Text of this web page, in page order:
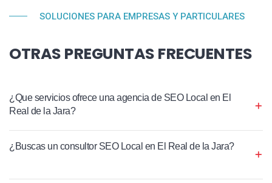
SOLUCIONES PARA EMPRESAS Y PARTICULARES
OTRAS PREGUNTAS FRECUENTES
¿Que servicios ofrece una agencia de SEO Local en El
Real de la Jara?
¿Buscas un consultor SEO Local en El Real de la Jara?